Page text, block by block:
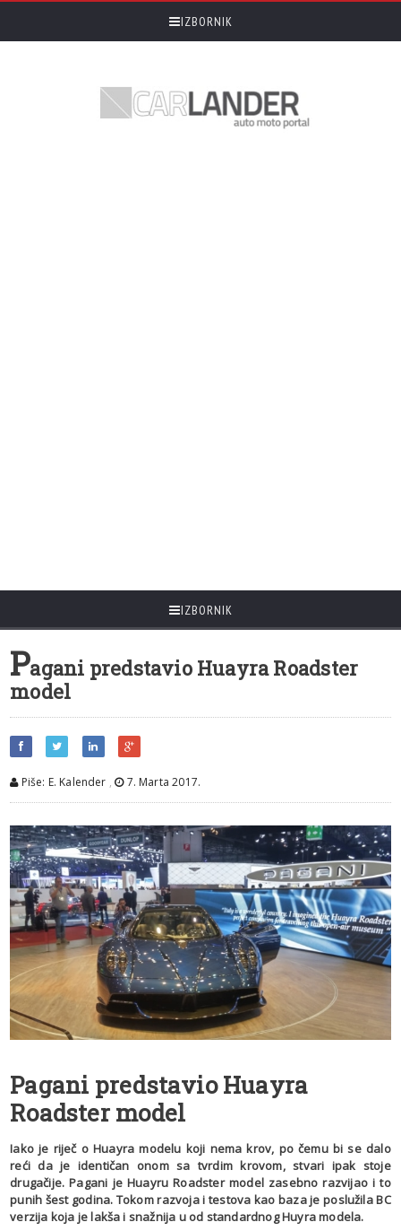
IZBORNIK
IZBORNIK
Pagani predstavio Huayra Roadster
model
Piše: E. Kalender , 7. Marta 2017.
Pagani predstavio Huayra
Roadster model
Iako je riječ o Huayra modelu koji nema krov, po čemu bi se dalo
reći da je identičan onom sa tvrdim krovom, stvari ipak stoje
drugačije. Pagani je Huayru Roadster model zasebno razvijao i to
punih šest godina. Tokom razvoja i testova kao baza je poslužila BC
verzija koja je lakša i snažnija u od standardnog Huyra modela.